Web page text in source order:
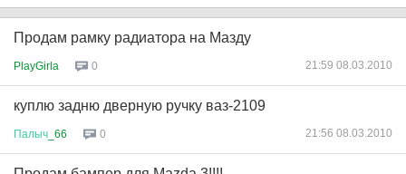
Продам рамку радиатора на Мазду
PlayGirla 0 21:59 08.03.2010
куплю задню дверную ручку ваз-2109
Палыч _66 0 21:56 08.03.2010